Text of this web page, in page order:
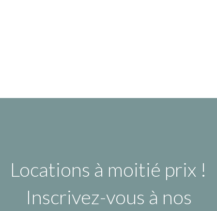
Locations à moitié prix !
Inscrivez-vous à nos